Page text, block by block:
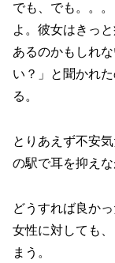
でも、でも。。
よ。彼女はきっ
あるのかもしれ
い？」と聞かれ
る。
とりあえず不安
の駅で耳を抑えな
どうすれば良か
女性に対しても
まう。